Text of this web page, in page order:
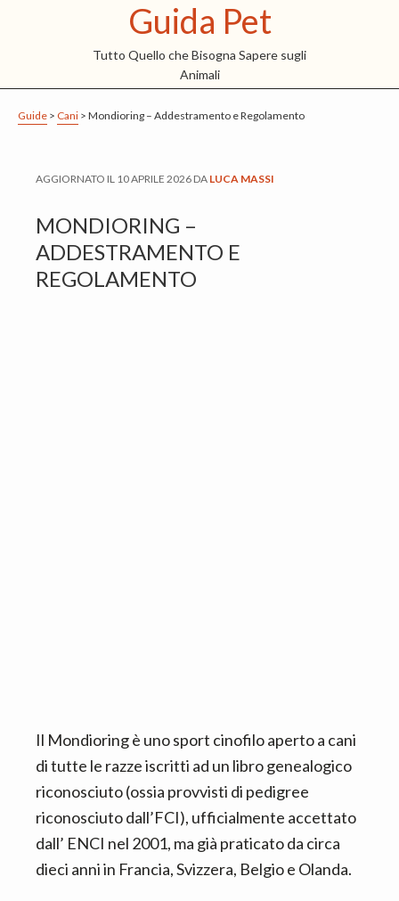
p
t
i
n
c
p
t
i
m
a
p
t
o
t
e
Guida Pet
Tutto Quello che Bisogna Sapere sugli
Animali
Guide > Cani > Mondioring – Addestramento e Regolamento
AGGIORNATO IL 10 APRILE 2026 DA LUCA MASSI
MONDIORING –
ADDESTRAMENTO E
REGOLAMENTO
Il Mondioring è uno sport cinofilo aperto a cani
di tutte le razze iscritti ad un libro genealogico
riconosciuto (ossia provvisti di pedigree
riconosciuto dall’FCI), ufficialmente accettato
dall’ ENCI nel 2001, ma già praticato da circa
dieci anni in Francia, Svizzera, Belgio e Olanda.